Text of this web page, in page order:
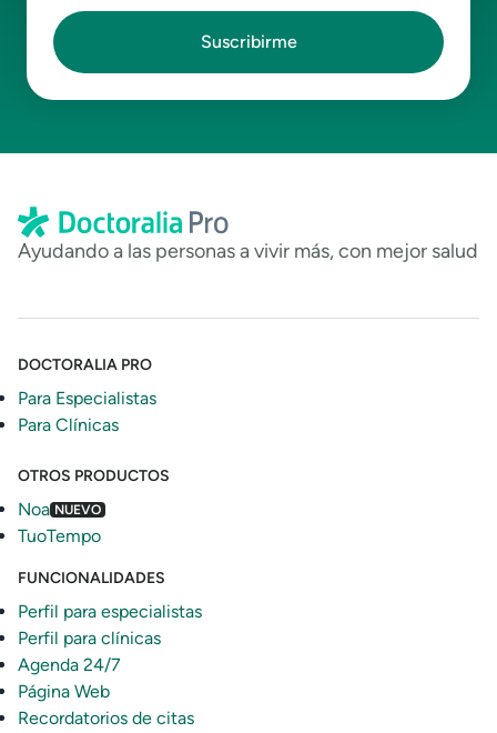
Ayudando a las personas a vivir más, con mejor salud
DOCTORALIA PRO
Para Especialistas
Para Clínicas
OTROS PRODUCTOS
Noa NUEVO
TuoTempo
FUNCIONALIDADES
Perfil para especialistas
Perfil para clínicas
Agenda 24/7
Página Web
Recordatorios de citas